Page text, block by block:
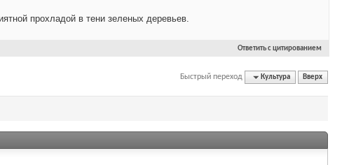
прохладой в тени зеленых деревьев.
Ответить с цитированием
Быстрый переход Культура Вверх